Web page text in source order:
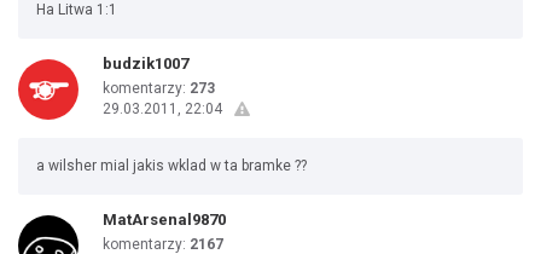
Ha Litwa 1:1
budzik1007
komentarzy: 273
29.03.2011, 22:04
a wilsher mial jakis wklad w ta bramke ??
MatArsenal9870
komentarzy: 2167